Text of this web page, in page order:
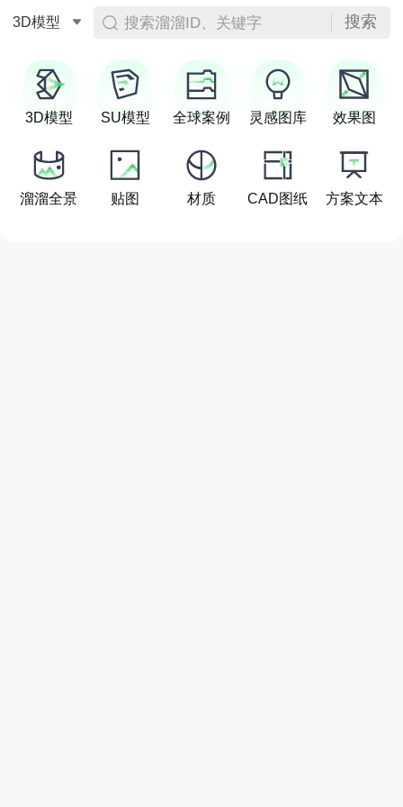
3D模型 搜索溜溜ID、关键字 搜索
3D模型 SU模型 全球案例 灵感图库 效果图
溜溜全景 贴图 材质 CAD图纸 方案文本